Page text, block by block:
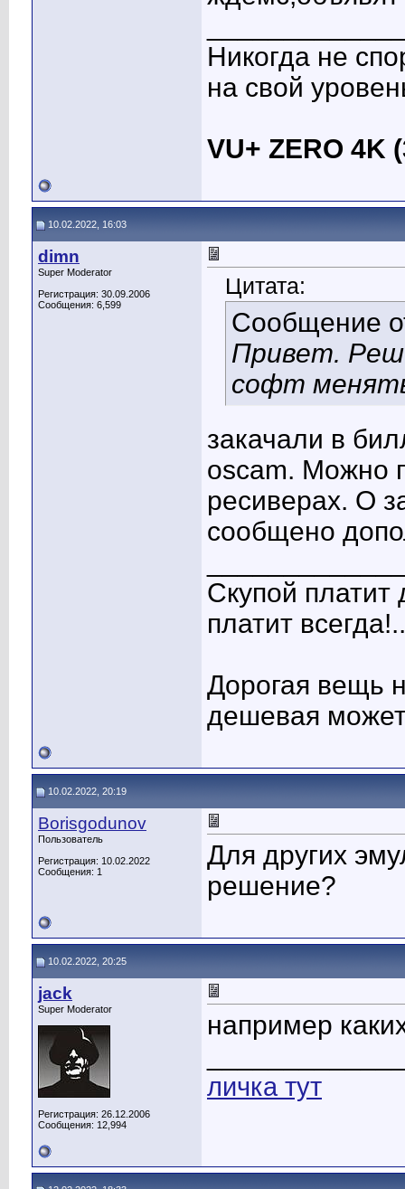
Никогда не
на свой
VU+ ZERO 4K
10.02.2022, 16:03
dimn
Super Moderator
Регистрация: 30.09.2006
Сообщения: 6,599
Цитата:
Сообщение
Привет.
софт
закачали в
oscam. Можно
ресиверах. О
сообщено
Скупой
платит
Дорогая вещь
дешевая
10.02.2022, 20:19
Borisgodunov
Пользователь
Регистрация: 10.02.2022
Сообщения: 1
Для других
решение?
10.02.2022, 20:25
jack
Super Moderator
Регистрация: 26.12.2006
Сообщения: 12,994
например
личка тут